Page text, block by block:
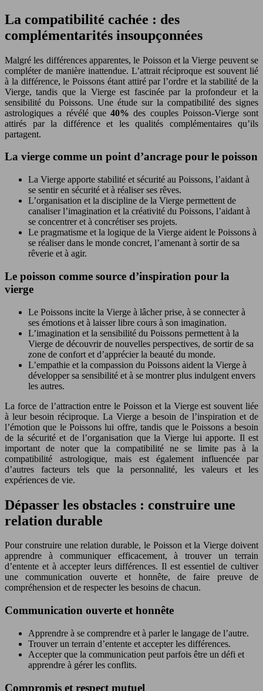
La compatibilité cachée : des
complémentarités insoupçonnées
Malgré les différences apparentes, le Poisson et la Vierge peuvent se
compléter de manière inattendue. L’attrait réciproque est souvent lié
à la différence, le Poissons étant attiré par l’ordre et la stabilité de la
Vierge, tandis que la Vierge est fascinée par la profondeur et la
sensibilité du Poissons. Une étude sur la compatibilité des signes
astrologiques a révélé que 40%des couples Poisson-Vierge sont
attirés par la différence et les qualités complémentaires qu’ils
partagent.
La vierge comme un point d’ancrage pour le poisson
La Vierge apporte stabilité et sécurité au Poissons, l’aidant à
se sentir en sécurité et à réaliser ses rêves.
L’organisation et la discipline de la Vierge permettent de
canaliser l’imagination et la créativité du Poissons, l’aidant à
se concentrer et à concrétiser ses projets.
Le pragmatisme et la logique de la Vierge aident le Poissons à
se réaliser dans le monde concret, l’amenant à sortir de sa
rêverie et à agir.
Le poisson comme source d’inspiration pour la
vierge
Le Poissons incite la Vierge à lâcher prise, à se connecter à
ses émotions et à laisser libre cours à son imagination.
L’imagination et la sensibilité du Poissons permettent à la
Vierge de découvrir de nouvelles perspectives, de sortir de sa
zone de confort et d’apprécier la beauté du monde.
L’empathie et la compassion du Poissons aident la Vierge à
développer sa sensibilité et à se montrer plus indulgent envers
les autres.
La force de l’attraction entre le Poisson et la Vierge est souvent liée
à leur besoin réciproque. La Vierge a besoin de l’inspiration et de
l’émotion que le Poissons lui offre, tandis que le Poissons a besoin
de la sécurité et de l’organisation que la Vierge lui apporte. Il est
important de noter que la compatibilité ne se limite pas à la
compatibilité astrologique, mais est également influencée par
d’autres facteurs tels que la personnalité, les valeurs et les
expériences de vie.
Dépasser les obstacles : construire une
relation durable
Pour construire une relation durable, le Poisson et la Vierge doivent
apprendre à communiquer efficacement, à trouver un terrain
d’entente et à accepter leurs différences. Il est essentiel de cultiver
une communication ouverte et honnête, de faire preuve de
compréhension et de respecter les besoins de chacun.
Communication ouverte et honnête
Apprendre à se comprendre et à parler le langage de l’autre.
Trouver un terrain d’entente et accepter les différences.
Accepter que la communication peut parfois être un défi et
apprendre à gérer les conflits.
Compromis et respect mutuel